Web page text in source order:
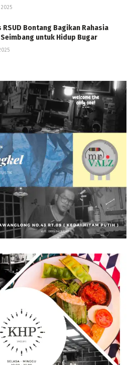
Bontang Bagikan Rahasia
untuk Hidup Bugar